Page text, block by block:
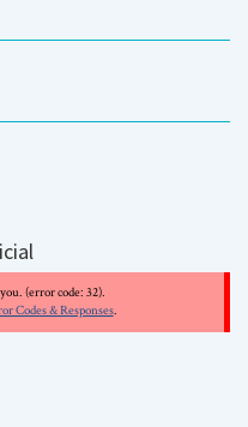
(error code: 32).
Codes & Responses.